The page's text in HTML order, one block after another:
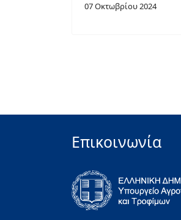
07 Οκτωβρίου 2024
Επικοινωνία